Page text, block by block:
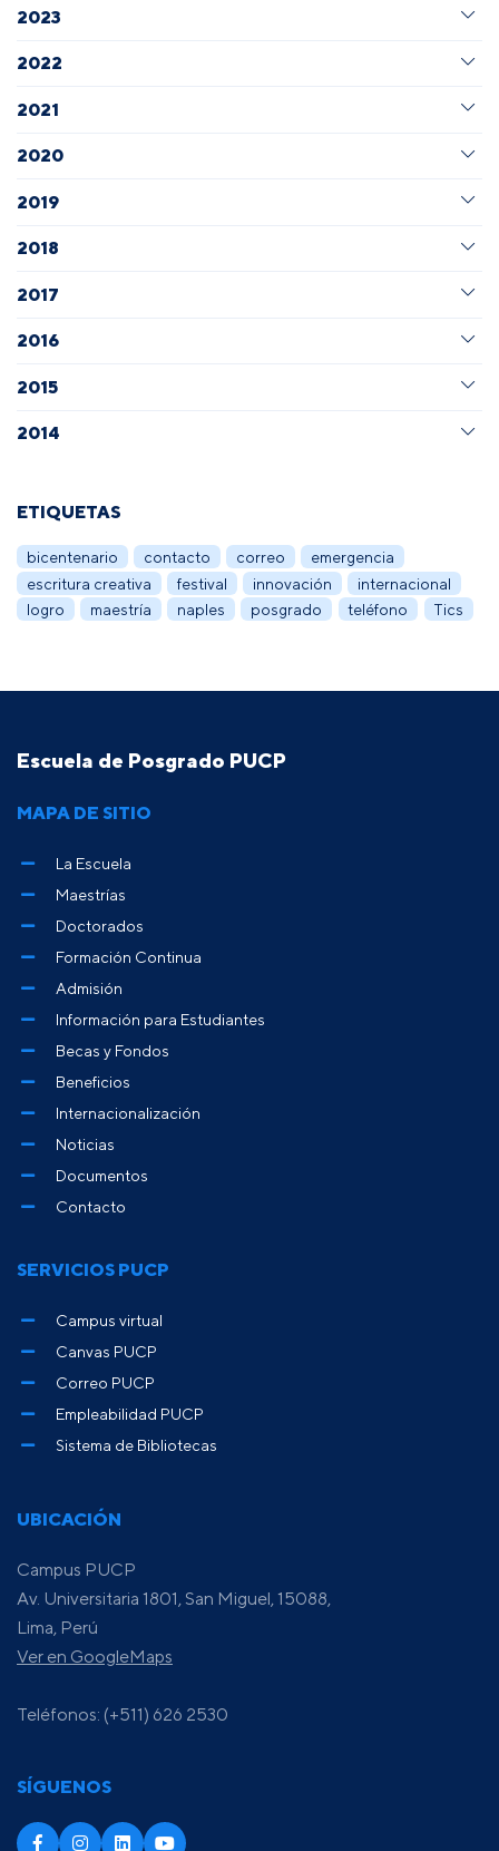
2023
2022
2021
2020
2019
2018
2017
2016
2015
2014
ETIQUETAS
bicentenario contacto correo
emergencia
escritura creativa
festival innovación
internacional
logro
maestría naples posgrado teléfono Tics
Escuela de Posgrado PUCP
UBICACIÓN
Campus PUCP
Av. Universitaria 1801, San Miguel, 15088,
Lima, Perú
Ver en GoogleMaps
Teléfonos: (+511) 626 2530
SÍGUENOS
MAPA DE SITIO
La Escuela
Maestrías
Doctorados
Formación Continua
Admisión
Información para Estudiantes
Becas y Fondos
Beneficios
Internacionalización
Noticias
Documentos
Contacto
SERVICIOS PUCP
Campus virtual
Canvas PUCP
Correo PUCP
Empleabilidad PUCP
Sistema de Bibliotecas